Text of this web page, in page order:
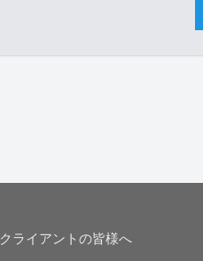
クライアントの皆様へ